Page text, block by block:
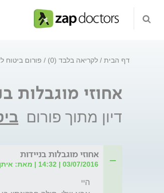
דף הבית לקריאה בלבד (0) פורום ביטוח
אחוזי מוגבלות
דיון מתוך פורום
אחוזי מוגבלות בניידות
03/07/2016 | 14:32 | מאת: איתן